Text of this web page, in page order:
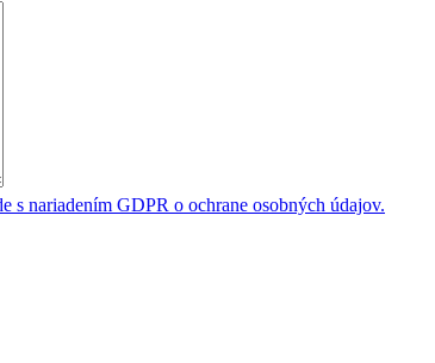
s nariadením GDPR o ochrane osobných údajov.